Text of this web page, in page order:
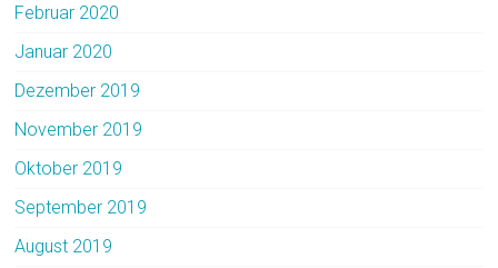
Februar 2020
Januar 2020
Dezember 2019
November 2019
Oktober 2019
September 2019
August 2019